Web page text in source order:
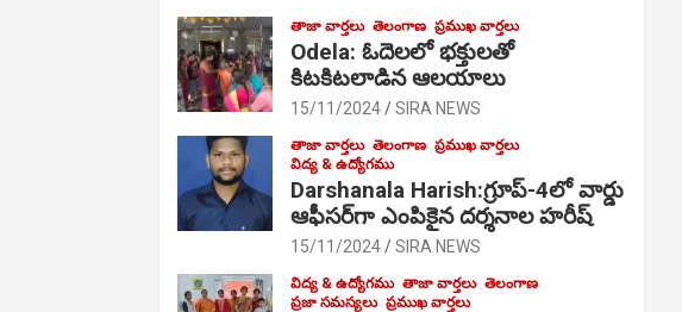
తాజా వార్తలు తెలంగాణ ప్రముఖ వార్తలు
Odela: ఓదెల‌లో భక్తులతో
కిటకిటలాడిన ఆల‌యాలు
15/11/2024 SIRA NEWS
తాజా వార్తలు తెలంగాణ ప్రముఖ వార్తలు
విద్య & ఉద్యోగము
Darshanala Harish:గ్రూప్-4లో వార్డు
ఆఫీసర్‌గా ఎంపికైన దర్శనాల హరీష్
15/11/2024 SIRA NEWS
విద్య & ఉద్యోగము తాజా వార్తలు తెలంగాణ
ప్రజా సమస్యలు ప్రముఖ వార్తలు